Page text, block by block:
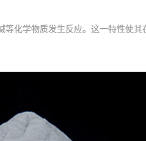
等化学物质发生反应。这一特性使